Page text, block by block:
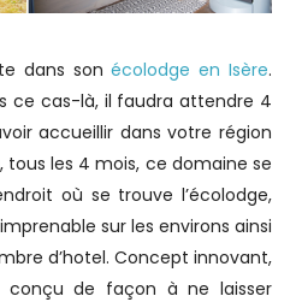
dans sonécolodge en Isère.
ce cas-là, il faudra attendre 4
accueillir dans votre région
les 4 mois, ce domaine se
où se trouve l’écolodge,
sur les environs ainsi
d’hotel. Concept innovant,
de façon à ne laisser